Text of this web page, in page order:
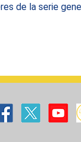
de la serie